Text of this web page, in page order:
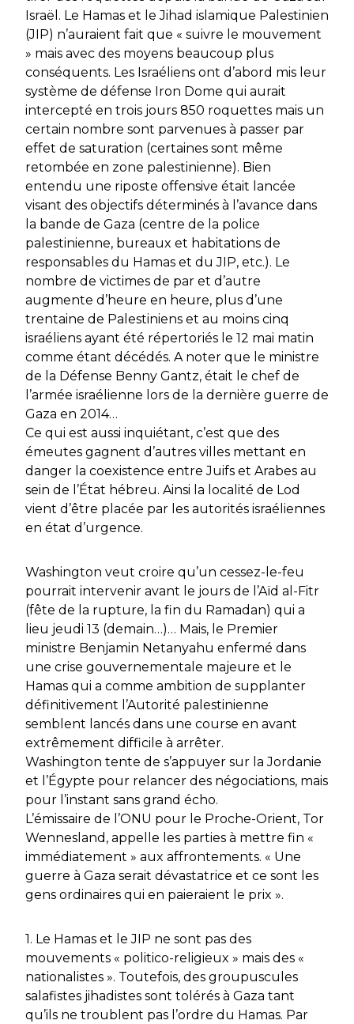
Israël. Le Hamas et le Jihad islamique Palestinien
(JIP) n’auraient fait que « suivre le mouvement
» mais avec des moyens beaucoup plus
conséquents. Les Israéliens ont d’abord mis leur
système de défense Iron Dome qui aurait
intercepté en trois jours 850 roquettes mais un
certain nombre sont parvenues à passer par
effet de saturation (certaines sont même
retombée en zone palestinienne). Bien
entendu une riposte offensive était lancée
visant des objectifs déterminés à l’avance dans
la bande de Gaza (centre de la police
palestinienne, bureaux et habitations de
responsables du Hamas et du JIP, etc.). Le
nombre de victimes de par et d’autre
augmente d’heure en heure, plus d’une
trentaine de Palestiniens et au moins cinq
israéliens ayant été répertoriés le 12 mai matin
comme étant décédés. A noter que le ministre
de la Défense Benny Gantz, était le chef de
l’armée israélienne lors de la dernière guerre de
Gaza en 2014…
Ce qui est aussi inquiétant, c’est que des
émeutes gagnent d’autres villes mettant en
danger la coexistence entre Juifs et Arabes au
sein de l’État hébreu. Ainsi la localité de Lod
vient d’être placée par les autorités israéliennes
en état d’urgence.
Washington veut croire qu’un cessez-le-feu
pourrait intervenir avant le jours de l’Aïd al-Fitr
(fête de la rupture, la fin du Ramadan) qui a
lieu jeudi 13 (demain…)… Mais, le Premier
ministre Benjamin Netanyahu enfermé dans
une crise gouvernementale majeure et le
Hamas qui a comme ambition de supplanter
définitivement l’Autorité palestinienne
semblent lancés dans une course en avant
extrêmement difficile à arrêter.
Washington tente de s’appuyer sur la Jordanie
et l’Égypte pour relancer des négociations, mais
pour l’instant sans grand écho.
L’émissaire de l’ONU pour le Proche-Orient, Tor
Wennesland, appelle les parties à mettre fin «
immédiatement » aux affrontements. « Une
guerre à Gaza serait dévastatrice et ce sont les
gens ordinaires qui en paieraient le prix ».
1. Le Hamas et le JIP ne sont pas des
mouvements « politico-religieux » mais des «
nationalistes ». Toutefois, des groupuscules
salafistes jihadistes sont tolérés à Gaza tant
qu’ils ne troublent pas l’ordre du Hamas. Par